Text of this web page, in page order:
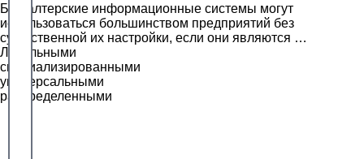
Бухгалтерские информационные системы могут
использоваться большинством предприятий без
существенной их настройки, если они являются …
Локальными
специализированными
универсальными
распределенными